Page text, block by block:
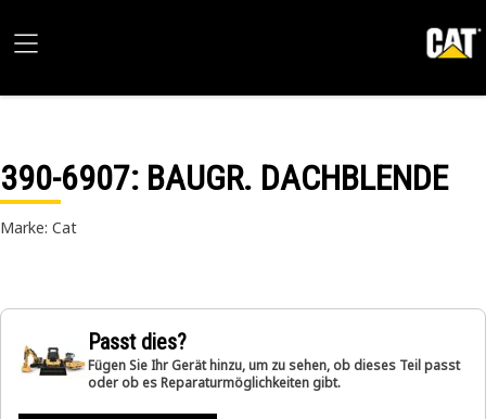
390-6907: BAUGR. DACHBLENDE
Marke: Cat
Passt dies?
Fügen Sie Ihr Gerät hinzu, um zu sehen, ob dieses Teil passt
oder ob es Reparaturmöglichkeiten gibt.